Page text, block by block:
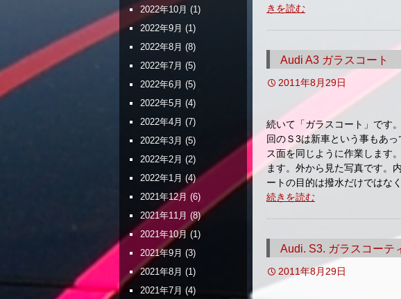
きを読む
Audi A3 ガラスコート
2011年8月29日
続いて「ガラスコート」です
回のＳ3は新車という事もあ
ス面を同じように作業します
ます。外から見た写真です。
ートの目的は撥水だけではな
続きを読む
Audi. S3. ガラスコーテ
2011年8月29日
2022年10月 (1)
2022年9月 (1)
2022年8月 (8)
2022年7月 (5)
2022年6月 (5)
2022年5月 (4)
2022年4月 (7)
2022年3月 (5)
2022年2月 (2)
2022年1月 (4)
2021年12月 (6)
2021年11月 (8)
2021年10月 (1)
2021年9月 (3)
2021年8月 (1)
2021年7月 (4)